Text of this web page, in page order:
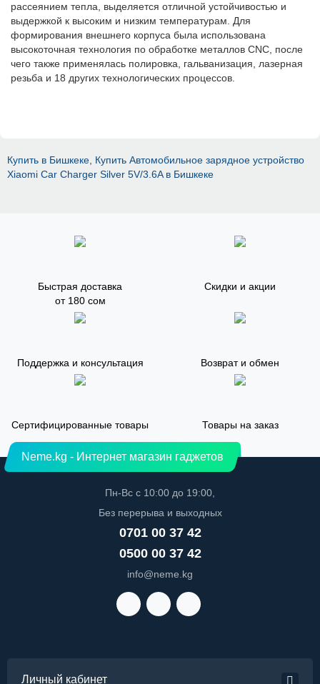
рассеянием тепла, выделяется отличной устойчивостью и
выдержкой к высоким и низким температурам. Для
формирования внешнего корпуса была использована
высокоточная технология по обработке металлов CNC, после
чего также применялась полировка, гальванизация, лазерная
резьба и 18 других технологических процессов.
Купить в Бишкеке Купить Автомобильное зарядное устройство
Xiaomi Car Charger Silver 5V/3.6A в Бишкеке
Быстрая доставка
от 180 сом
Скидки и акции
Поддержка и консультация Возврат и обмен
Сертифицированные товары Товары на заказ
Neme.kg - Интернет магазин гаджетов
Пн-Вс с 10:00 до 19:00,
Без перерыва и выходных
0701 00 37 42
0500 00 37 42
info@neme.kg
Личный кабинет